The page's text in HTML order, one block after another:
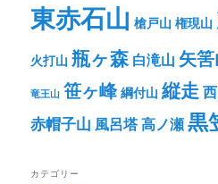
東赤石山 槍戸山 権現山
火打山 瓶ヶ森 白滝山 矢
竜王山 笹ヶ峰 綱付山 縦走
赤帽子山 風呂塔高ノ瀬黒
カテゴリー